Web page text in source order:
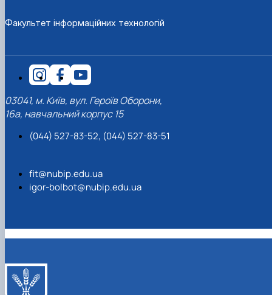
Факультет інформаційних технологій
03041, м. Київ, вул. Героїв Оборони,
16а, навчальний корпус 15
(044) 527-83-52, (044) 527-83-51
fit@nubip.edu.ua
igor-bolbot@nubip.edu.ua